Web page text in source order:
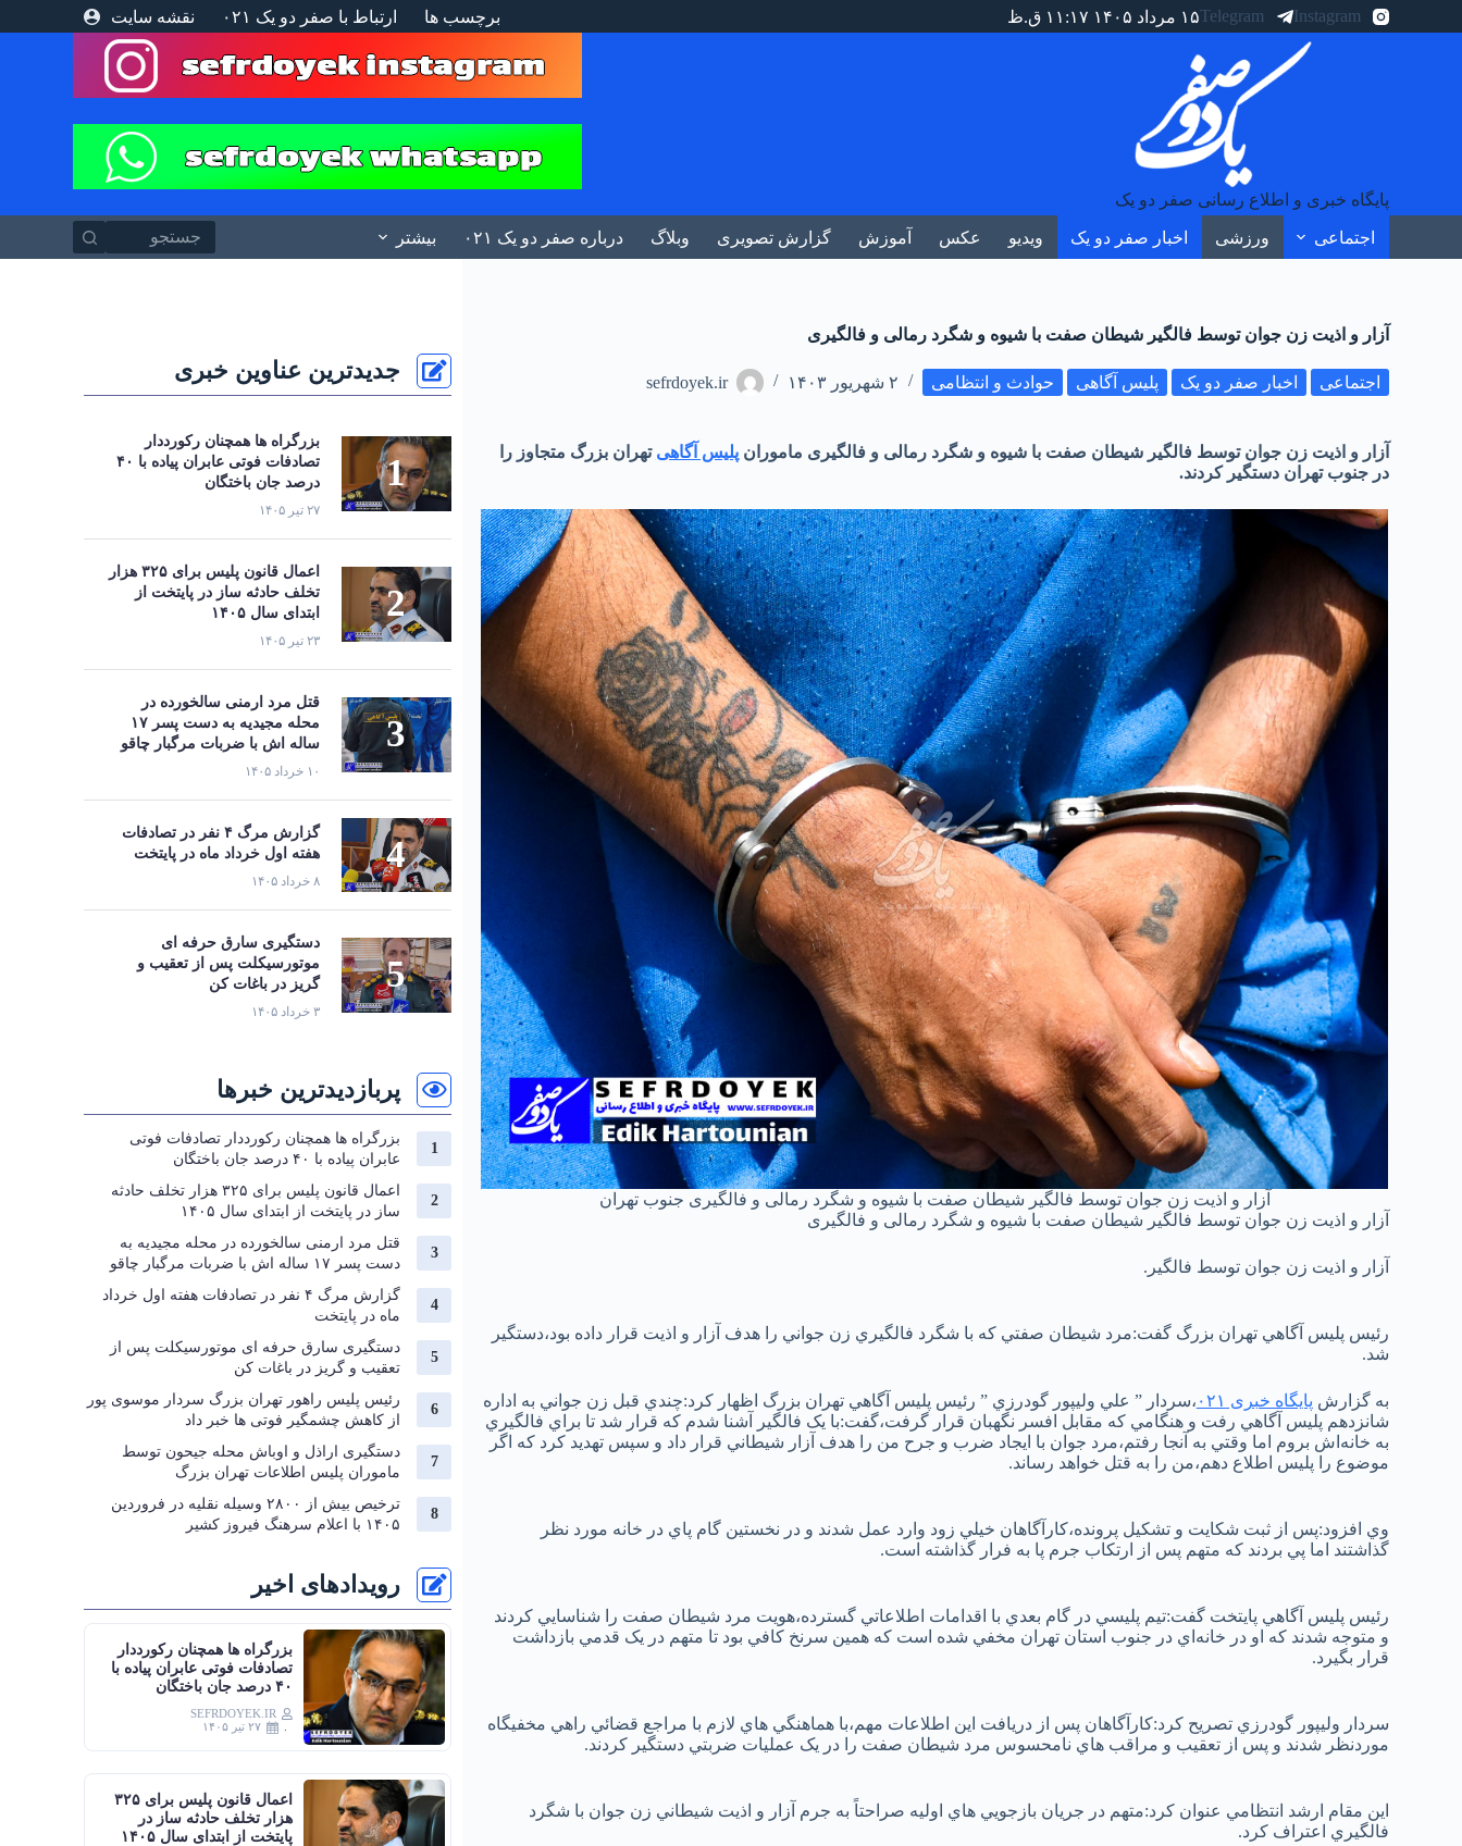
Instagram
Telegram۱۵ مرداد ۱۴۰۵ ۱۱:۱۷ ق.ظ برچسب ها ارتباط با صفر دو یک ۰۲۱ نقشه سایت
پایگاه خبری و اطلاع رسانی صفر دو یک
اجتماعی ورزشی اخبار صفر دو یک ویدیو عکس آموزش گزارش تصویری وبلاگ درباره صفر دو یک ۰۲۱ بیشتر
آزار و اذیت زن جوان توسط فالگیر شیطان صفت با شیوه و شگرد رمالی و فالگیری
اجتماعی اخبار صفر دو یک پلیس آگاهی حوادث و انتظامی ۲ شهریور ۱۴۰۳ sefrdoyek.ir
آزار و اذیت زن جوان توسط فالگیر شیطان صفت با شیوه و شگرد رمالی و فالگیری مامورانپلیس آگاهی تهران بزرگ متجاوز را
در جنوب تهران دستگیر کردند.
آزار و اذیت زن جوان توسط فالگیر شیطان صفت با شیوه و شگرد رمالی و فالگیری جنوب تهران
آزار و اذیت زن جوان توسط فالگیر شیطان صفت با شیوه و شگرد رمالی و فالگیری
آزار و اذيت زن جوان توسط فالگير.
رئيس پليس آگاهي تهران بزرگ گفت:مرد شيطان‌ صفتي که با شگرد فالگيري زن جواني را هدف آزار و اذيت قرار داده بود،دستگير
شد.
به گزارش پایگاه خبری ۰۲۱
،سردار ” علي وليپور گودرزي ” رئيس پليس آگاهي تهران بزرگ اظهار کرد:چندي قبل زن جواني به اداره
شانزدهم پليس‌ آگاهي رفت و هنگامي که مقابل افسر نگهبان قرار گرفت،گفت:با يک فالگير آشنا شدم که قرار شد تا براي فالگيري
به خانه‌‌اش بروم اما وقتي به آنجا رفتم،مرد جوان با ايجاد ضرب و جرح من را هدف آزار شيطاني قرار داد و سپس تهديد کرد که اگر
موضوع را پليس اطلاع دهم،من را به قتل خواهد رساند.
وي افزود:پس از ثبت شکايت و تشکيل پرونده،کارآگاهان خيلي زود وارد عمل شدند و در نخستين گام پاي در خانه مورد نظر
گذاشتند اما پي بردند که متهم پس از ارتکاب جرم پا به فرار گذاشته است.
رئيس پليس آگاهي پايتخت گفت:تيم پليسي در گام بعدي با اقدامات اطلاعاتي گسترده،هويت مرد شيطان‌ صفت را شناسايي کردند
و متوجه شدند که او در خانه‌اي در جنوب استان تهران مخفي شده است که همين سرنخ کافي بود تا متهم در يک قدمي بازداشت
قرار بگيرد.
سردار وليپور گودرزي تصريح کرد:کارآگاهان پس از دريافت اين اطلاعات مهم،با هماهنگي‌ هاي لازم با مراجع قضائي راهي مخفيگاه
موردنظر شدند و پس از تعقيب و مراقب‌ هاي نامحسوس مرد شيطان‌ صفت را در يک عمليات ضربتي دستگير کردند.
اين مقام ارشد انتظامي عنوان کرد:متهم در جريان بازجويي‌ هاي اوليه صراحتاً به جرم آزار و اذيت شيطاني زن جوان با شگرد
فالگيري اعتراف کرد.
جدیدترین عناوین خبری
بزرگراه‌ ها همچنان رکورددار
تصادفات فوتی عابران پیاده با ۴۰
درصد جان‌ باختگان
۲۷ تیر ۱۴۰۵
اعمال قانون پلیس برای ۳۲۵ هزار
تخلف حادثه ساز در پایتخت از
ابتدای سال ۱۴۰۵
۲۳ تیر ۱۴۰۵
قتل مرد ارمنی سالخورده در
محله مجیدیه به دست پسر ۱۷
ساله اش با ضربات مرگبار چاقو
۱۰ خرداد ۱۴۰۵
گزارش مرگ ۴ نفر در تصادفات
هفته اول خرداد ماه در پایتخت
۸ خرداد ۱۴۰۵
دستگیری سارق حرفه‌ ای
موتورسیکلت پس از تعقیب و
گریز در باغات کن
۳ خرداد ۱۴۰۵
پربازدیدترین خبرها
بزرگراه‌ ها همچنان رکورددار تصادفات فوتی
عابران پیاده با ۴۰ درصد جان‌ باختگان
اعمال قانون پلیس برای ۳۲۵ هزار تخلف حادثه
ساز در پایتخت از ابتدای سال ۱۴۰۵
قتل مرد ارمنی سالخورده در محله مجیدیه به
دست پسر ۱۷ ساله اش با ضربات مرگبار چاقو
گزارش مرگ ۴ نفر در تصادفات هفته اول خرداد
ماه در پایتخت
دستگیری سارق حرفه‌ ای موتورسیکلت پس از
تعقیب و گریز در باغات کن
رئیس پلیس راهور تهران بزرگ سردار موسوی پور
از کاهش چشمگیر فوتی ها خبر داد
دستگیری اراذل و اوباش محله جیحون توسط
ماموران پلیس اطلاعات تهران بزرگ
ترخیص بیش از ۲۸۰۰ وسیله نقلیه در فروردین
۱۴۰۵ با اعلام سرهنگ فیروز کشیر
رویدادهای اخیر
بزرگراه‌ ها همچنان رکورددار
تصادفات فوتی عابران پیاده با
۴۰ درصد جان‌ باختگان
SEFRDOYEK.IR
۲۷ تیر ۱۴۰۵
اعمال قانون پلیس برای ۳۲۵
هزار تخلف حادثه ساز در
پایتخت از ابتدای سال ۱۴۰۵